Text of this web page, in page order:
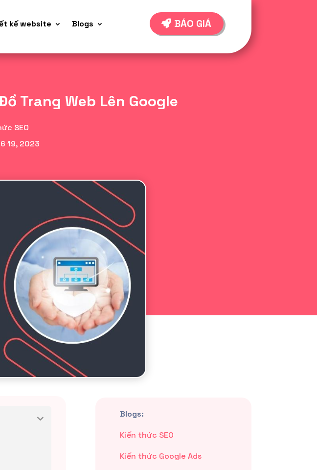
kế website
Blogs
BÁO GIÁ
Trang Web Lên Google
SEO
19, 2023
Blogs:
Kiến thức SEO
Kiến thức Google Ads